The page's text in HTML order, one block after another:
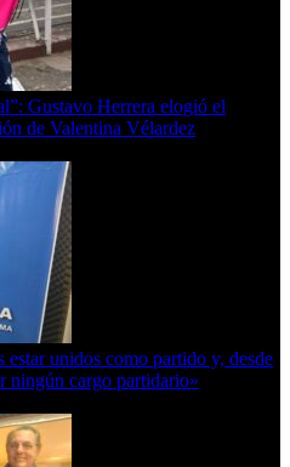
Gustavo Herrera elogió el
de Valentina Vélardez
estar unidos como partido y, desde
ningún cargo partidario»